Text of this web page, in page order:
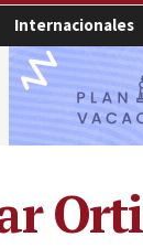
Internacionales